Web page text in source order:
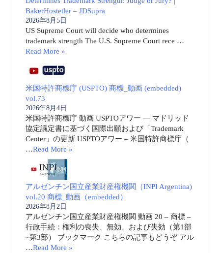
BakerHostetler – JDSupra
2026年8月5日
US Supreme Court will decide who determines
trademark strength The U.S. Supreme Court rece …
Read More »
米国特許商標庁 (USPTO) 商標_動画 (embedded)
vol.73
2026年8月4日
米国特許商標庁 動画 USPTOアワー ― マドリッド
協定議定書に基づく国際出願および「Trademark
Center」の更新 USPTOアワー – 米国特許商標庁（
…Read More »
アルゼンチン国立産業財産権機関（INPI Argentina)
vol.20 商標_動画（embedded）
2026年8月2日
アルゼンチン国立産業財産権機関 動画 20 – 商標 –
行政手続：権利の喪失、無効、および失効（第1部
~第3部） ブックマーク こちらの記事もどうぞ アル
…Read More »